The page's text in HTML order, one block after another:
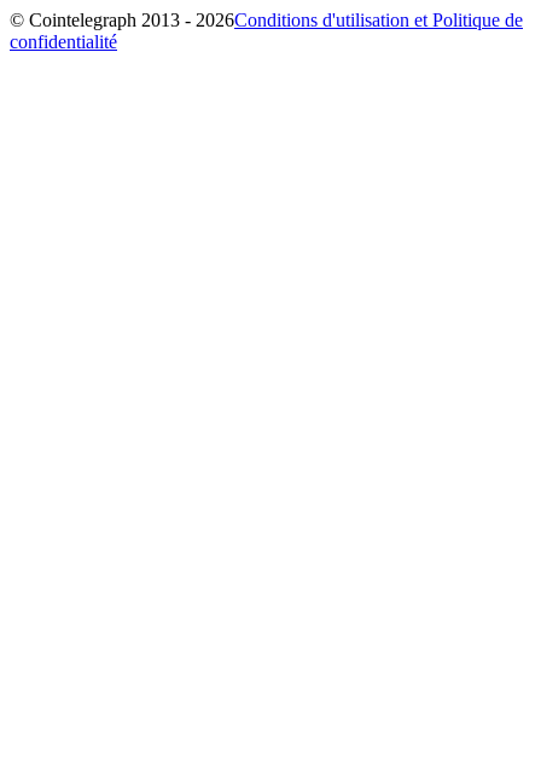
© Cointelegraph 2013 - 2026Conditions d'utilisation et Politique de
confidentialité